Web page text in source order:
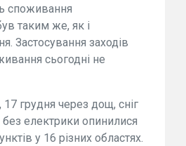
споживання
таким же, як і
Застосування заходів
сьогодні не
грудня через дощ, сніг
без електрики опинилися
у 16 різних областях.